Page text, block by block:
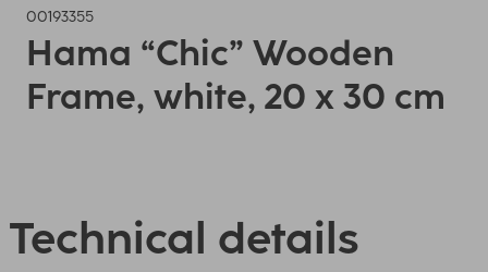
00193355
Hama “Chic” Wooden
Frame, white, 20 x 30 cm
Technical details